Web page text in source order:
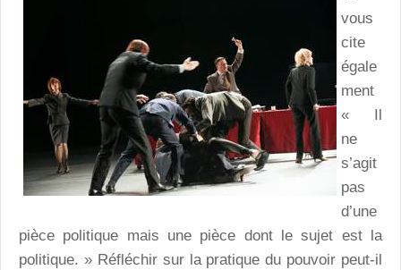
vous
cite
égale
ment
« Il
ne
s’agit
pas
d’une
pièce politique mais une pièce dont le sujet est la
politique. » Réfléchir sur la pratique du pouvoir peut-il